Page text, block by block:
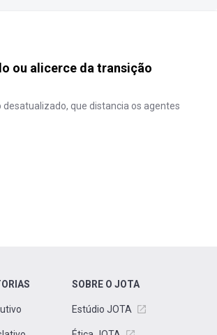
ou alicerce da transição
que distancia os agentes
SOBRE O JOTA
Estúdio JOTA